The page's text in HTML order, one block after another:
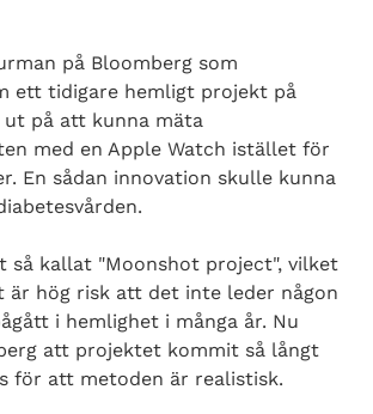
på Bloomberg som
ett tidigare hemligt projekt på
ut på att kunna mäta
med en Apple Watch istället för
En sådan innovation skulle kunna
så kallat "Moonshot project", vilket
är hög risk att det inte leder någon
i hemlighet i många år. Nu
att projektet kommit så långt
för att metoden är realistisk.